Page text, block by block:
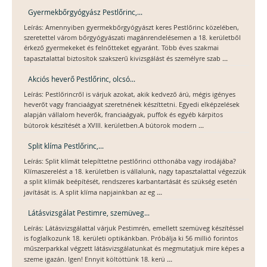
Gyermekbőrgyógyász Pestlőrinc,...
Leírás: Amennyiben gyermekbőrgyógyászt keres Pestlőrinc közelében,
szeretettel várom bőrgyógyászati magánrendelésemen a 18. kerületből
érkező gyermekeket és felnőtteket egyaránt. Több éves szakmai
tapasztalattal biztosítok szakszerű kivizsgálást és személyre szab ...
Akciós heverő Pestlőrinc, olcsó...
Leírás: Pestlőrincről is várjuk azokat, akik kedvező árú, mégis igényes
heverőt vagy franciaágyat szeretnének készíttetni. Egyedi elképzelések
alapján vállalom heverők, franciaágyak, puffok és egyéb kárpitos
bútorok készítését a XVIII. kerületben.A bútorok modern ...
Split klíma Pestlőrinc,...
Leírás: Split klímát telepíttetne pestlőrinci otthonába vagy irodájába?
Klímaszerelést a 18. kerületben is vállalunk, nagy tapasztalattal végezzük
a split klímák beépítését, rendszeres karbantartását és szükség esetén
javítását is. A split klíma napjainkban az eg ...
Látásvizsgálat Pestimre, szemüveg...
Leírás: Látásvizsgálattal várjuk Pestimrén, emellett szemüveg készítéssel
is foglalkozunk 18. kerületi optikánkban. Próbálja ki 56 millió forintos
műszerparkkal végzett látásvizsgálatunkat és megmutatjuk mire képes a
szeme igazán. Igen! Ennyit költöttünk 18. kerü ...